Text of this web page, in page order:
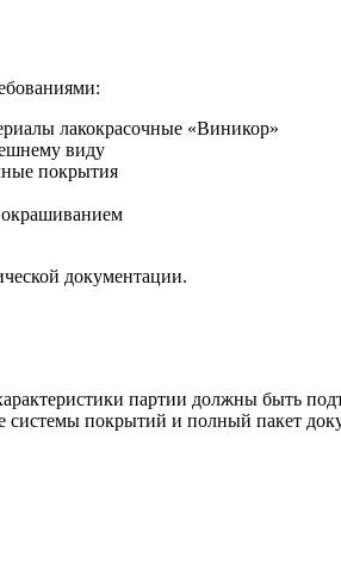
лакокрасочные «Виникор»
виду
покрытия
окрашиванием
документации.
партии должны быть
системы покрытий и полный пакет